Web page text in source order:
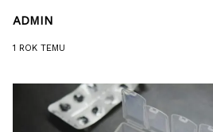
ADMIN
1 ROK TEMU